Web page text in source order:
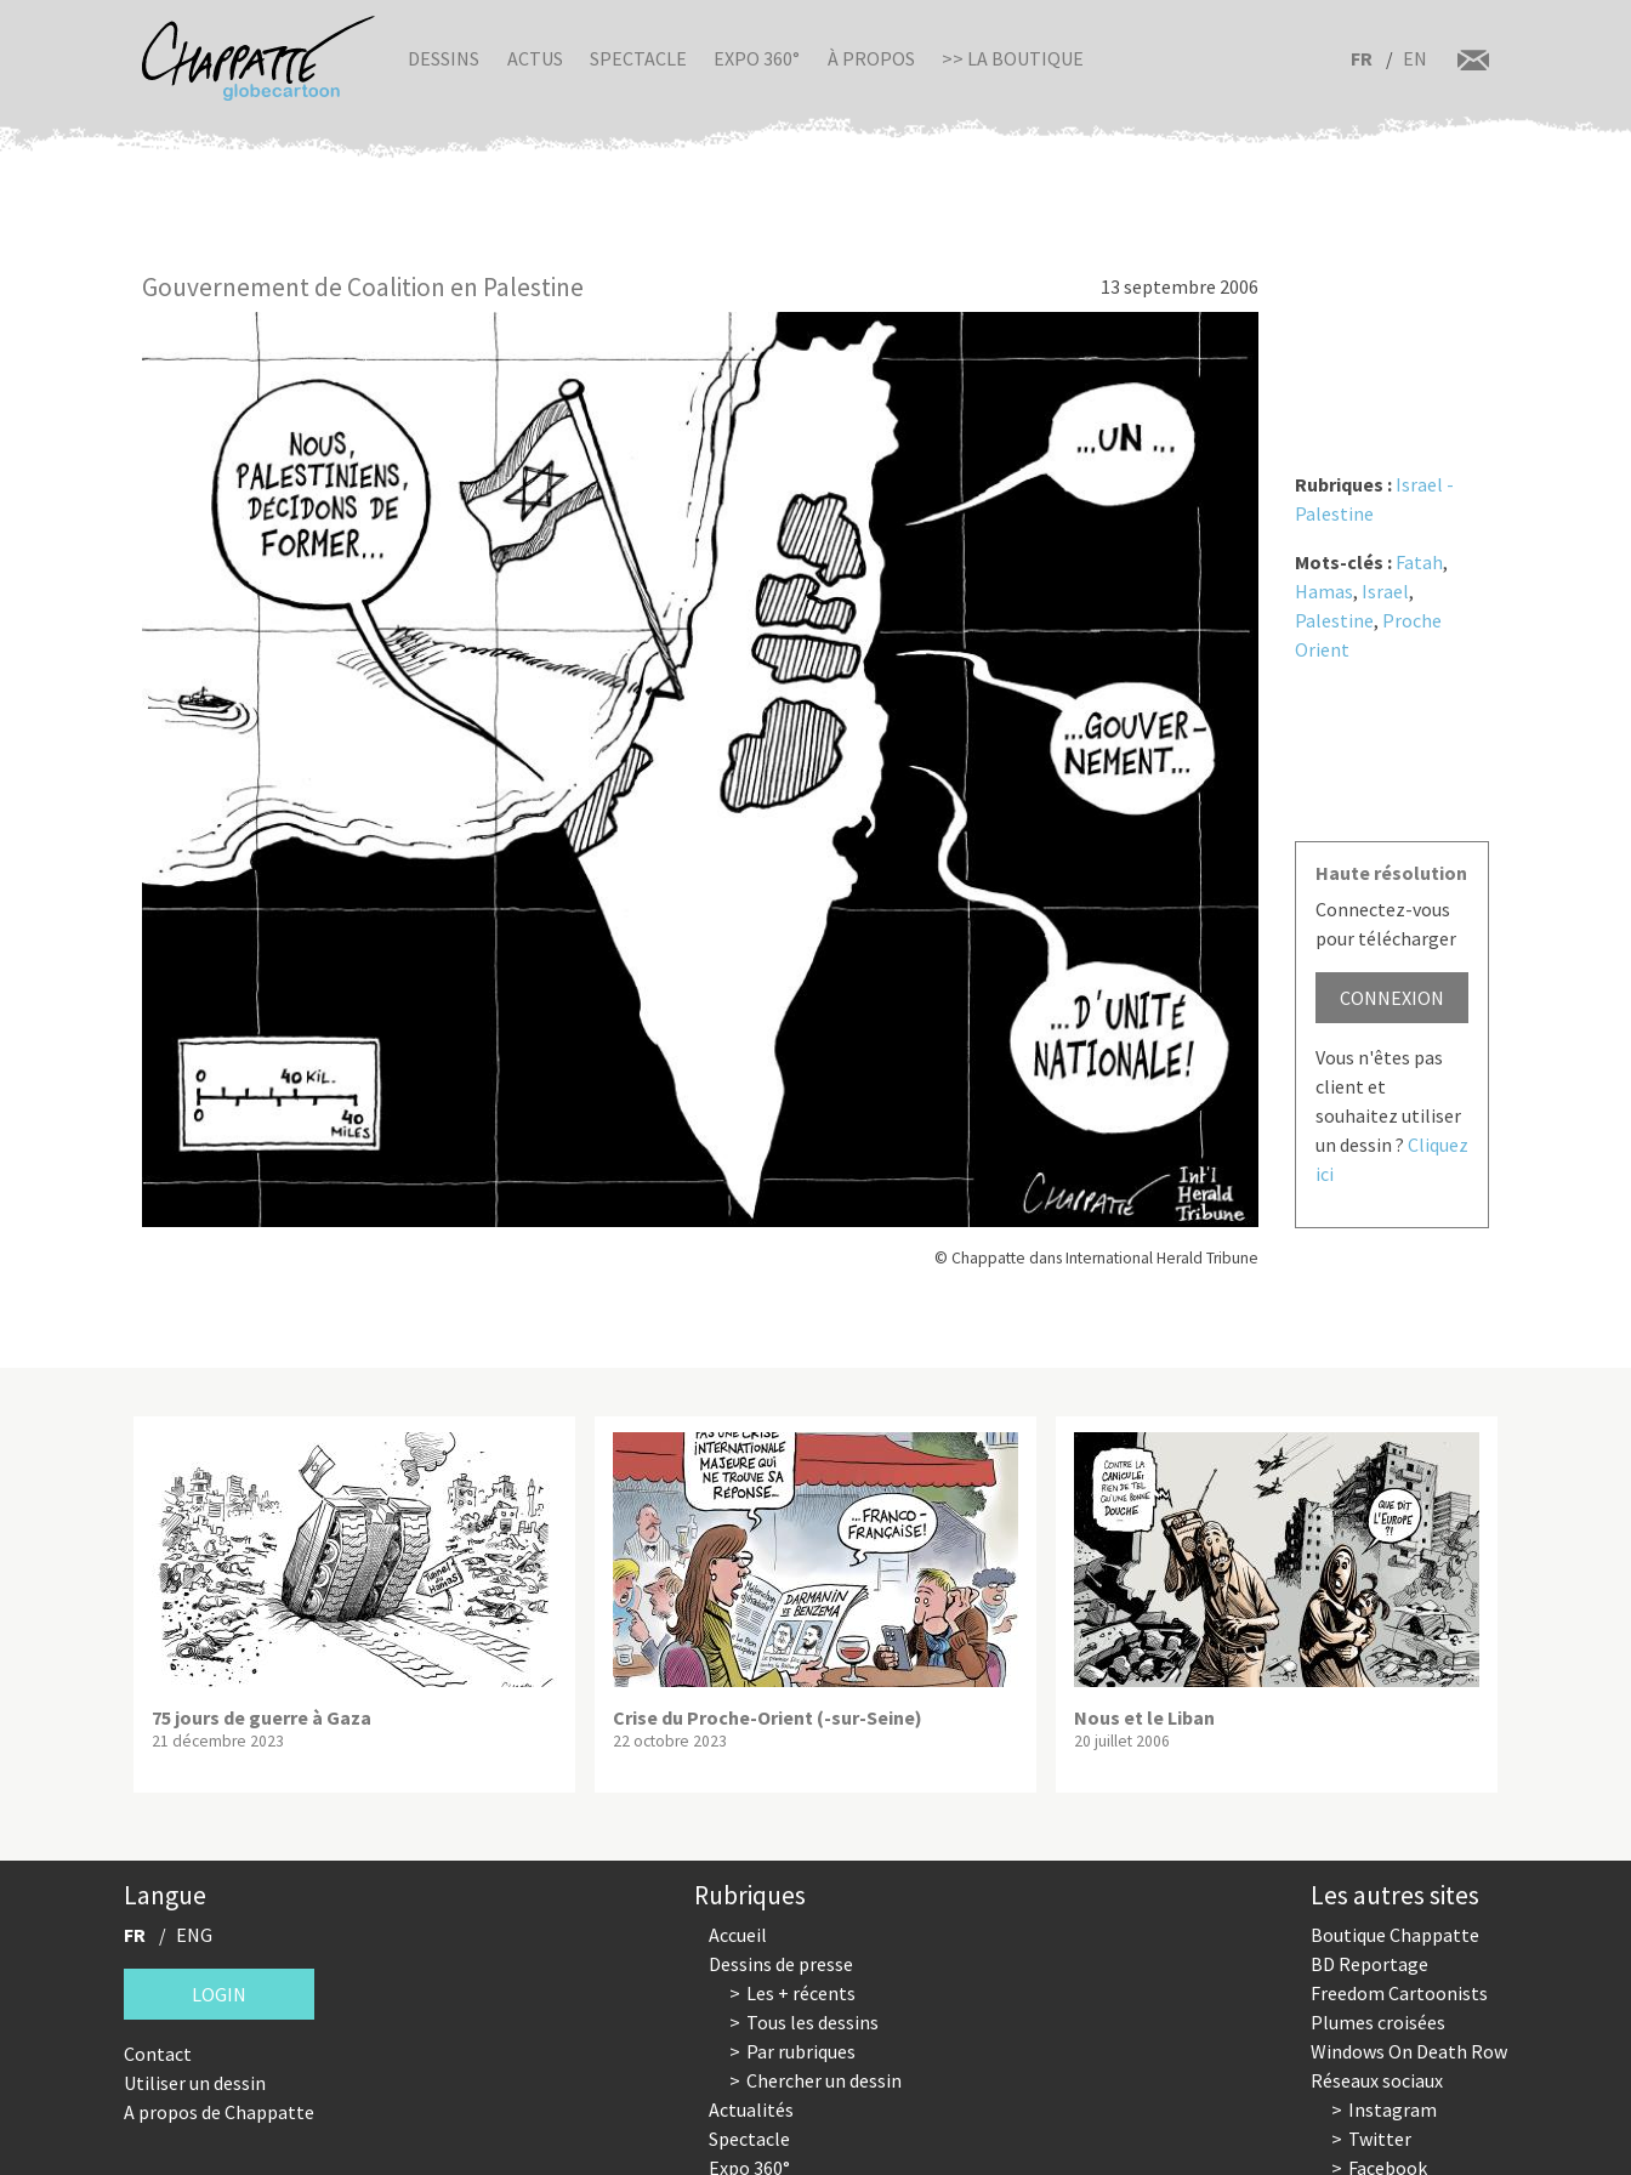
DESSINS ACTUS SPECTACLE EXPO 360° À PROPOS >> LA BOUTIQUE FR EN
Gouvernement de Coalition en Palestine 13 septembre 2006
© Chappatte dans International Herald Tribune
Rubriques : Israel -
Palestine
Mots-clés : Fatah,
Hamas, Israel,
Palestine, Proche
Orient
Haute résolution
Connectez-vous
pour télécharger
CONNEXION
Vous n'êtes pas
client et
souhaitez utiliser
un dessin ? Cliquez
ici
75 jours de guerre à Gaza
21 décembre 2023
Crise du Proche-Orient (-sur-Seine)
22 octobre 2023
Nous et le Liban
20 juillet 2006
Langue
FR ENG
LOGIN
Contact
Utiliser un dessin
A propos de Chappatte
Rubriques
Accueil
Dessins de presse
Les + récents
Tous les dessins
Par rubriques
Chercher un dessin
Actualités
Spectacle
Expo 360°
Les autres sites
Boutique Chappatte
BD Reportage
Freedom Cartoonists
Plumes croisées
Windows On Death Row
Réseaux sociaux
Instagram
Twitter
Facebook